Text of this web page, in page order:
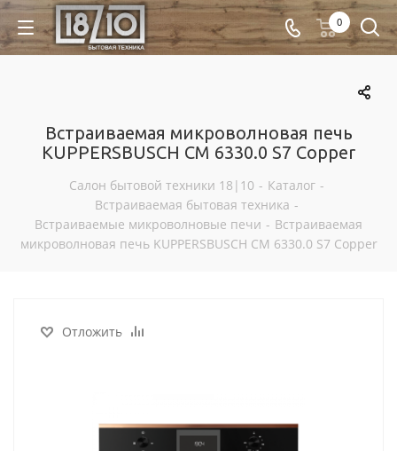
0
Встраиваемая микроволновая печь
KUPPERSBUSCH CM 6330.0 S7 Copper
Салон бытовой техники 18|10 - Каталог -
Встраиваемая бытовая техника -
Встраиваемые микроволновые печи - Встраиваемая
микроволновая печь KUPPERSBUSCH CM 6330.0 S7 Copper
Отложить